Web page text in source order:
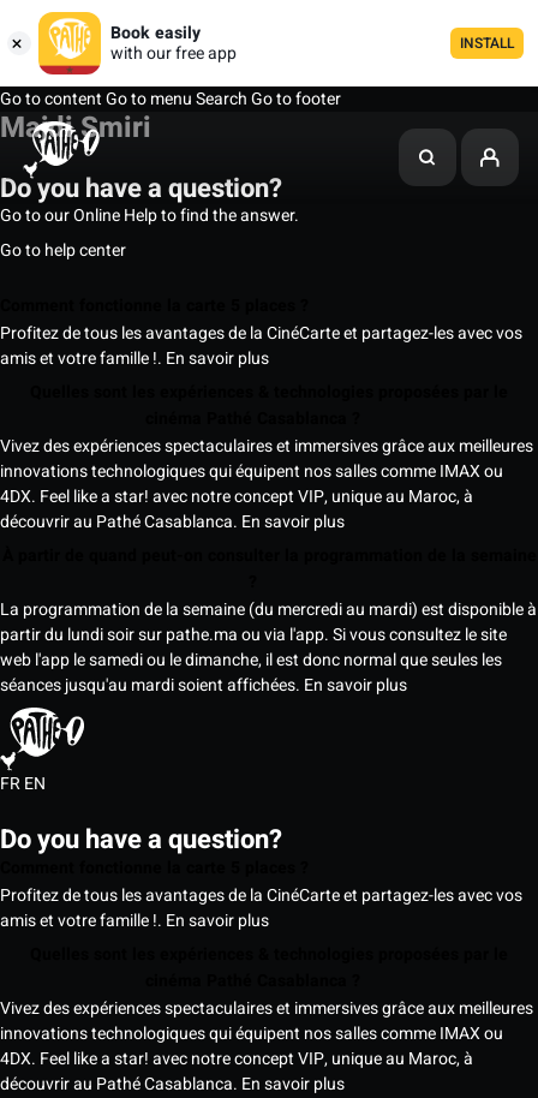
Book easily
with our free app
INSTALL
Go to contentGo to menuSearchGo to footer
Majdi Smiri
Do you have a question?
Go to our Online Help to find the answer.
Go to help center
Profitez de tous les avantages de la CinéCarte et partagez-les avec vos
amis et votre famille !. En savoir plus
Vivez des expériences spectaculaires et immersives grâce aux meilleures
innovations technologiques qui équipent nos salles comme IMAX ou
4DX. Feel like a star! avec notre concept VIP, unique au Maroc, à
découvrir au Pathé Casablanca. En savoir plus
La programmation de la semaine (du mercredi au mardi) est disponible à
partir du lundi soir sur pathe.ma ou via l'app. Si vous consultez le site
web l'app le samedi ou le dimanche, il est donc normal que seules les
séances jusqu'au mardi soient affichées. En savoir plus
FREN
Do you have a question?
Profitez de tous les avantages de la CinéCarte et partagez-les avec vos
amis et votre famille !. En savoir plus
Vivez des expériences spectaculaires et immersives grâce aux meilleures
innovations technologiques qui équipent nos salles comme IMAX ou
4DX. Feel like a star! avec notre concept VIP, unique au Maroc, à
découvrir au Pathé Casablanca. En savoir plus